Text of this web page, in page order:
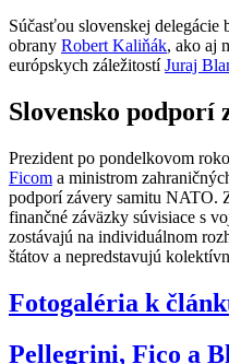
Súčasťou slovenskej delegácie
obrany Robert Kaliňák, ako aj
európskych záležitostíJuraj
Slovensko podporí
Prezident po pondelkovom
Ficom a ministrom
podporí závery samitu NATO.
finančné záväzky súvisiace s
zostávajú na individuálnom
štátov a nepredstavujú
Fotogaléria k
Pellegrini, Fico a